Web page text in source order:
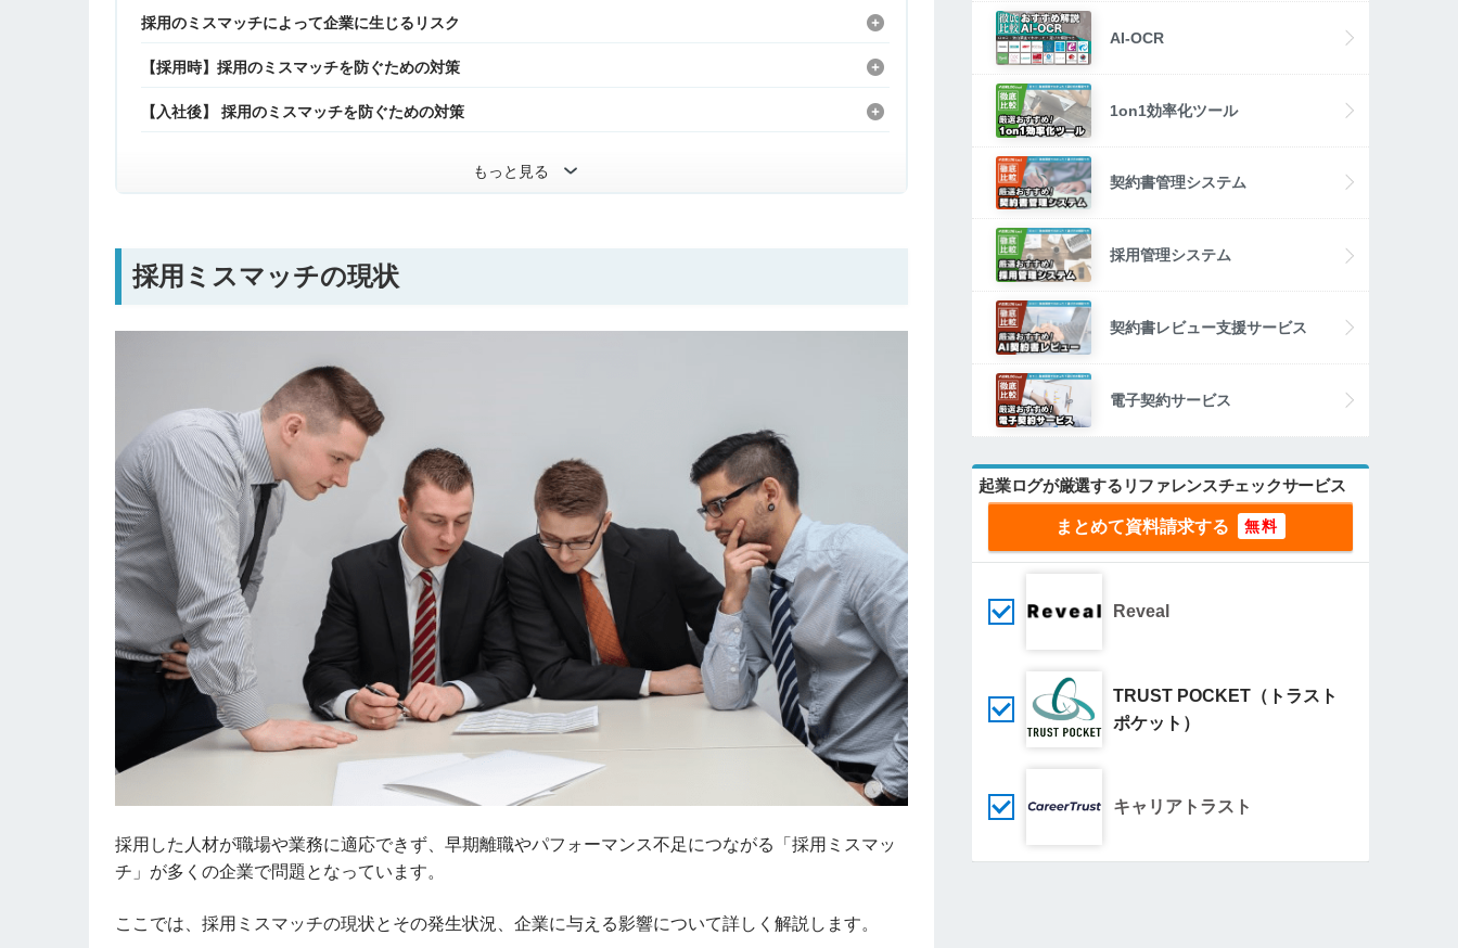
採用のミスマッチによって企業に生じるリスク
【採用時】採用のミスマッチを防ぐための対策
【入社後】 採用のミスマッチを防ぐための対策
もっと見る
採用ミスマッチの現状
採用した人材が職場や業務に適応できず、早期離職やパフォーマンス不足につながる「採用ミスマッ
チ」が多くの企業で問題となっています。
ここでは、採用ミスマッチの現状とその発生状況、企業に与える影響について詳しく解説します。
AI-OCR
1on1効率化ツール
契約書管理システム
採用管理システム
契約書レビュー支援サービス
電子契約サービス
起業ログが厳選するリファレンスチェックサービス
まとめて資料請求する
Reveal
TRUST POCKET（トラスト
ポケット）
キャリアトラスト